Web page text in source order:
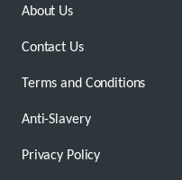
About Us
Contact Us
Terms and Conditions
Anti-Slavery
Privacy Policy